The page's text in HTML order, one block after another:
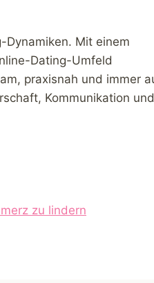
Mit einem
Dating-Umfeld
praxisnah und immer
Kommunikation und
zu lindern